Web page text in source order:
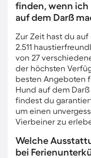
finden, wenn ich
auf dem Darß
Zur Zeit hast du
2.511
von 27
der höchsten
besten Angeboten
Hund auf dem
findest du
um einen
Vierbeiner zu
Welche
bei